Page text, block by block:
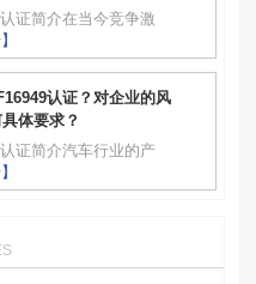
证简介在当今竞争激
认证？对企业的风
体要求？
证简介汽车行业的产